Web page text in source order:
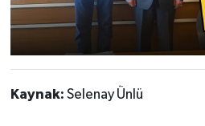
Kaynak: Selenay Ünlü